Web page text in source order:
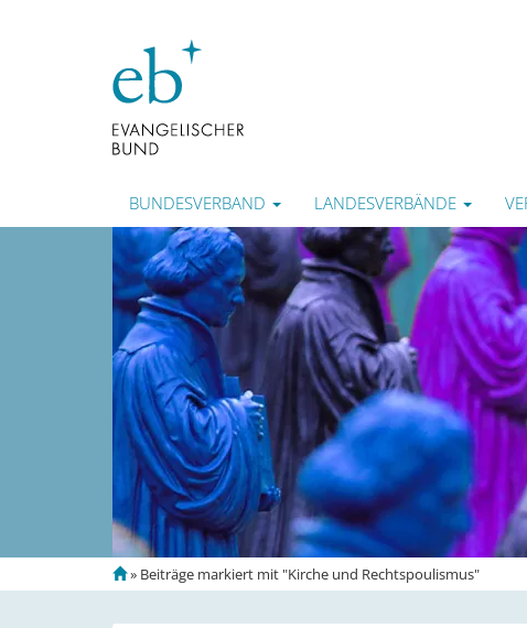
BUNDESVERBAND LANDESVERBÄNDE
S
t
» Beiträge markiert mit "Kirche und Rechtspoulismus"